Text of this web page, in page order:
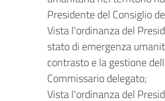
Presidente del Consiglio
Vista l'ordinanza del
stato di emergenza
contrasto e la gestione
Commissario delegato;
Vista l'ordinanza del